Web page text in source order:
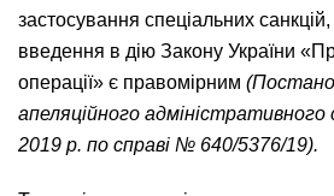
застосування спеціальних
введення в дію Закону України
операції» є правомірним
апеляційного адміністративного
2019 р. по справі № 640/5376/19).